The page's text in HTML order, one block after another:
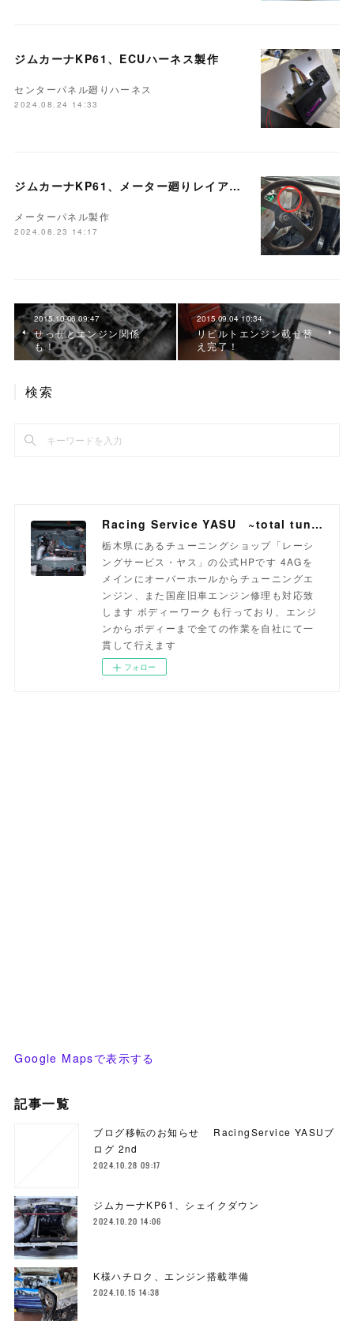
ジムカーナKP61、ECUハーネス製作
センターパネル廻りハーネス
2024.08.24 14:33
ジムカーナKP61、メーター廻りレイアウト
メーターパネル製作
2024.08.23 14:17
2015.10.06 09:47
せっせとエンジン関係
も！
2015.09.04 10:34
リビルトエンジン載せ替
え完了！
検索
Racing Service YASU ~total tuning proshop~
栃木県にあるチューニングショップ「レーシ
ングサービス・ヤス」の公式HPです 4AGを
メインにオーバーホールからチューニングエ
ンジン、また国産旧車エンジン修理も対応致
します ボディーワークも行っており、エンジ
ンからボディーまで全ての作業を自社にて一
貫して行えます
フォロー
Google Mapsで表示する
記事一覧
ブログ移転のお知らせ RacingService YASUブ
ログ 2nd
2024.10.28 09:17
ジムカーナKP61、シェイクダウン
2024.10.20 14:06
K様ハチロク、エンジン搭載準備
2024.10.15 14:38